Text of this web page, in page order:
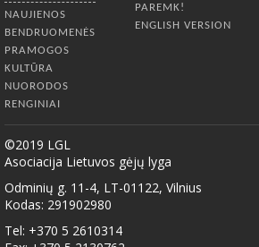
NAUJIENOS
BENDRUOMENĖS
PRAMOGOS
KULTŪRA
NUORODOS
RENGINIAI
PAREMK!
ENGLISH VERSION
©2019 LGL
Asociacija Lietuvos gėjų lyga
Odminių g. 11-4, LT-01122, Vilnius
Kodas: 291902980
Tel: +370 5 2610314